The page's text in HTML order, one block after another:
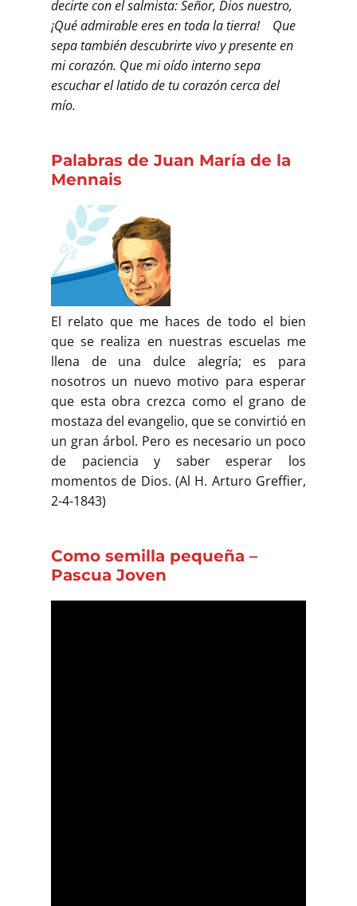
decirte con el salmista: Señor, Dios nuestro,
¡Qué admirable eres en toda la tierra! Que
sepa también descubrirte vivo y presente en
mi corazón. Que mi oído interno sepa
escuchar el latido de tu corazón cerca del
mío.
Palabras de Juan María de la
Mennais
El relato que me haces de todo el bien
que se realiza en nuestras escuelas me
llena de una dulce alegría; es para
nosotros un nuevo motivo para esperar
que esta obra crezca como el grano de
mostaza del evangelio, que se convirtió en
un gran árbol. Pero es necesario un poco
de paciencia y saber esperar los
momentos de Dios. (Al H. Arturo Greffier,
2-4-1843)
Como semilla pequeña –
Pascua Joven